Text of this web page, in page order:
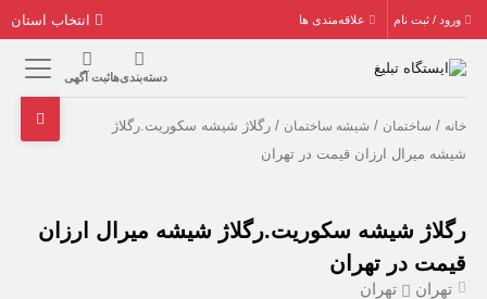
ورود / ثبت نام علاقه‌مندی ها
دسته‌بندی‌هاثبت آگهی
خانه / ساختمان / شیشه ساختمان / رگلاژ شیشه سکوریت.رگلاژ
شیشه میرال ارزان قیمت در تهران
رگلاژ شیشه سکوریت.رگلاژ شیشه میرال ارزان
قیمت در تهران
تهران تهران